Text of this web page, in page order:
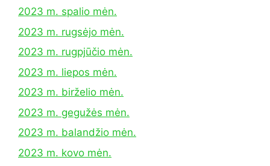
2023 m. spalio mėn.
2023 m. rugsėjo mėn.
2023 m. rugpjūčio mėn.
2023 m. liepos mėn.
2023 m. birželio mėn.
2023 m. gegužės mėn.
2023 m. balandžio mėn.
2023 m. kovo mėn.